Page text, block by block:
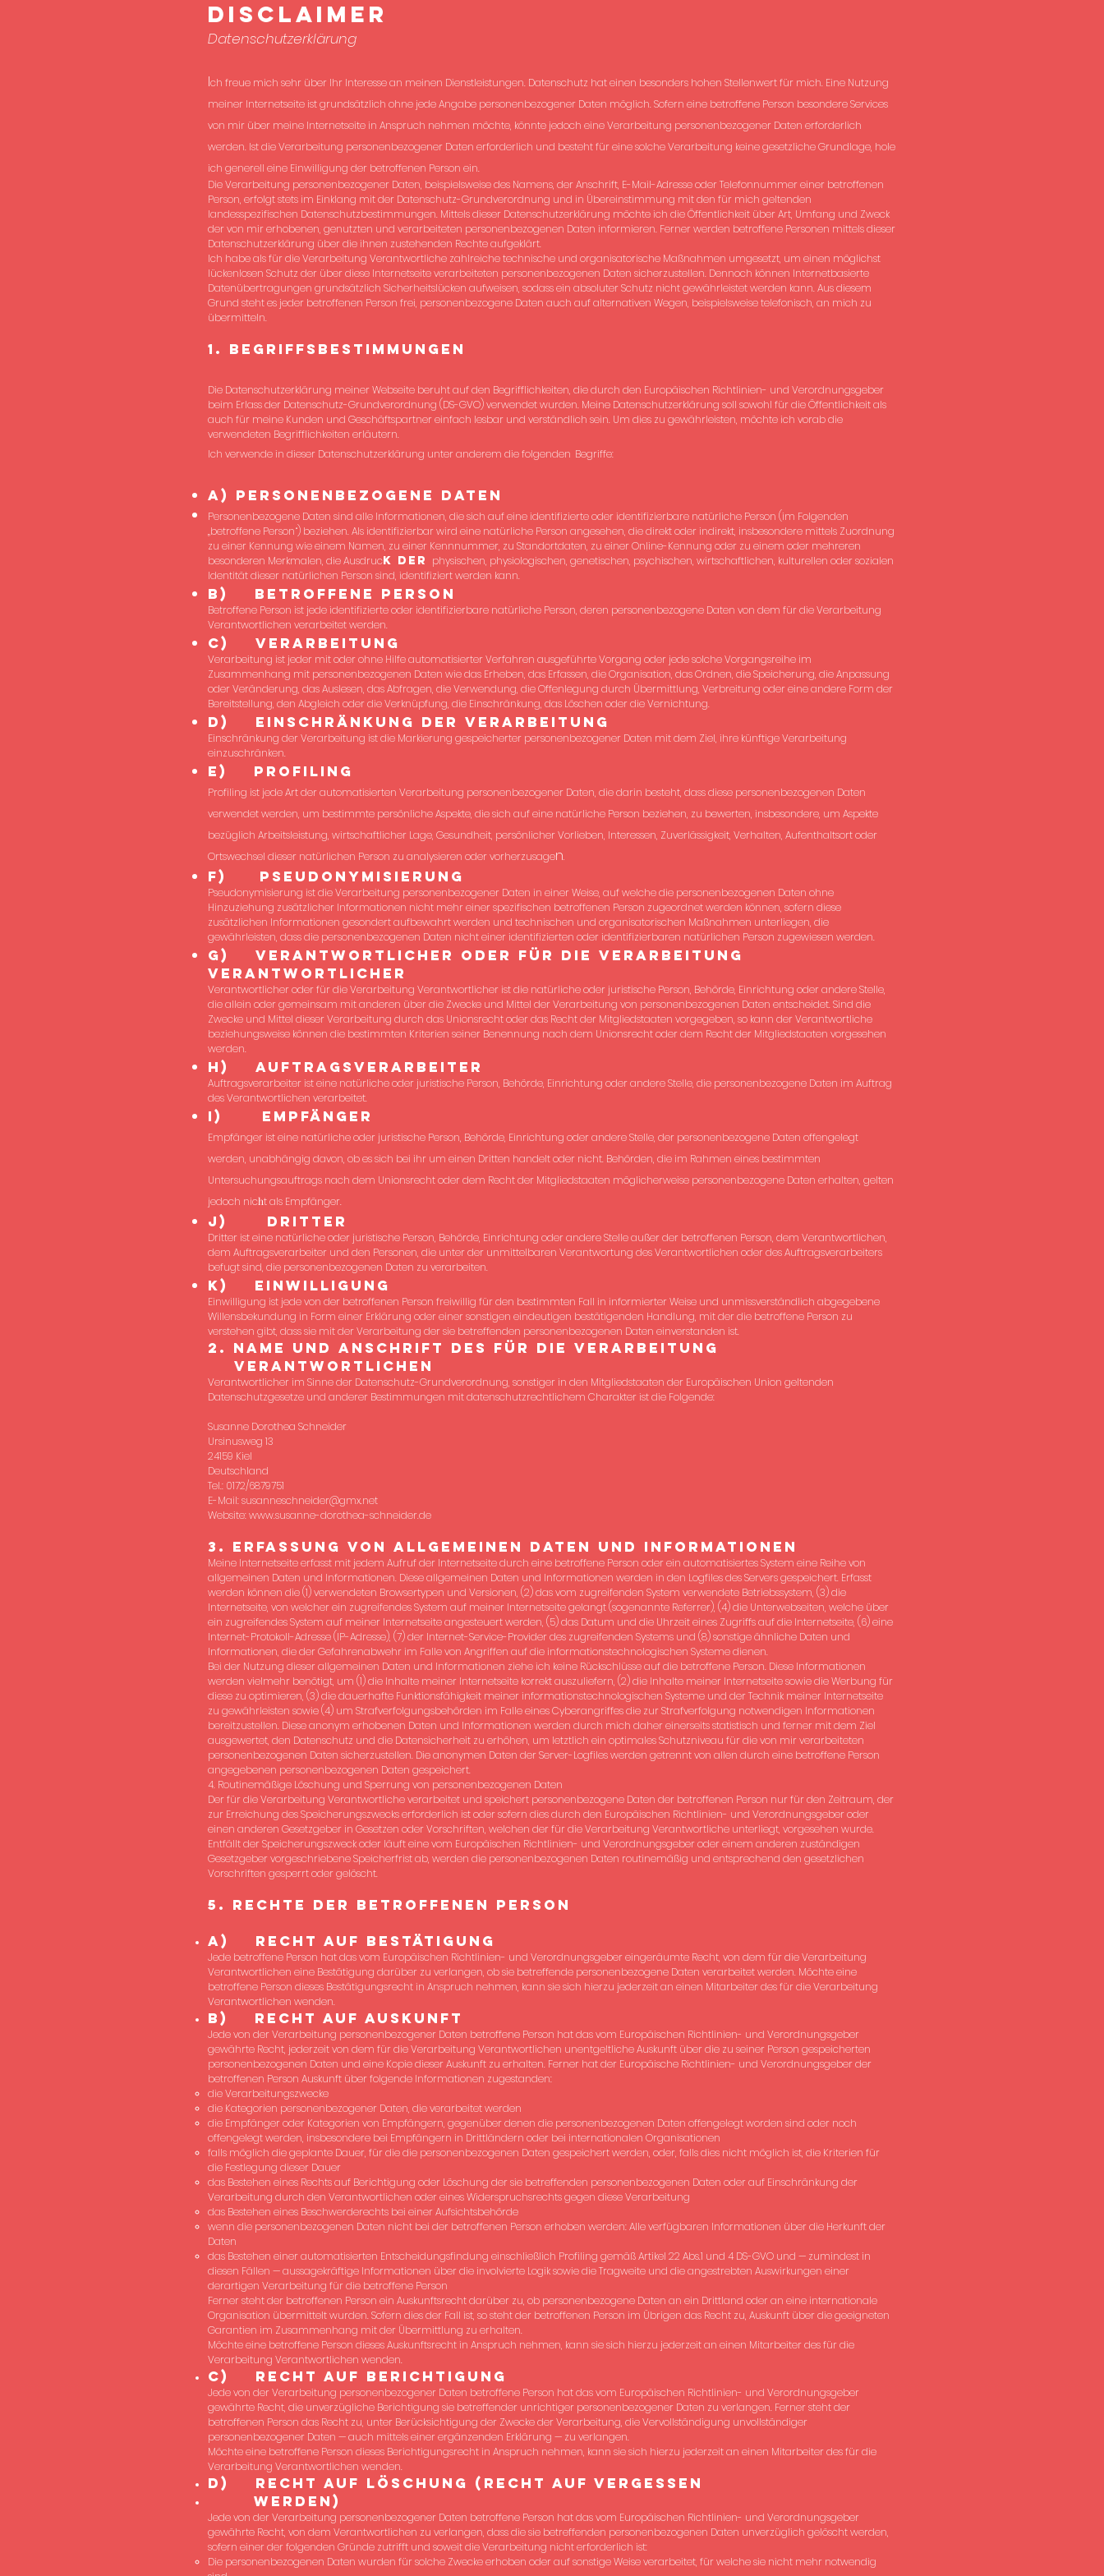
Disclaimer
Datenschutzerklärung
Ich freue mich sehr über Ihr Interesse an meinen Dienstleistungen. Datenschutz hat einen besonders hohen Stellenwert für mich. Eine Nutzung
meiner Internetseite ist grundsätzlich ohne jede Angabe personenbezogener Daten möglich. Sofern eine betroffene Person besondere Services
von mir über meine Internetseite in Anspruch nehmen möchte, könnte jedoch eine Verarbeitung personenbezogener Daten erforderlich
werden. Ist die Verarbeitung personenbezogener Daten erforderlich und besteht für eine solche Verarbeitung keine gesetzliche Grundlage, hole
ich generell eine Einwilligung der betroffenen Person ein.
Die Verarbeitung personenbezogener Daten, beispielsweise des Namens, der Anschrift, E-Mail-Adresse oder Telefonnummer einer betroffenen
Person, erfolgt stets im Einklang mit der Datenschutz-Grundverordnung und in Übereinstimmung mit den für mich geltenden
landesspezifischen Datenschutzbestimmungen. Mittels dieser Datenschutzerklärung möchte ich die Öffentlichkeit über Art, Umfang und Zweck
der von mir erhobenen, genutzten und verarbeiteten personenbezogenen Daten informieren. Ferner werden betroffene Personen mittels dieser
Datenschutzerklärung über die ihnen zustehenden Rechte aufgeklärt.
Ich habe als für die Verarbeitung Verantwortliche zahlreiche technische und organisatorische Maßnahmen umgesetzt, um einen möglichst
lückenlosen Schutz der über diese Internetseite verarbeiteten personenbezogenen Daten sicherzustellen. Dennoch können Internetbasierte
Datenübertragungen grundsätzlich Sicherheitslücken aufweisen, sodass ein absoluter Schutz nicht gewährleistet werden kann. Aus diesem
Grund steht es jeder betroffenen Person frei, personenbezogene Daten auch auf alternativen Wegen, beispielsweise telefonisch, an mich zu
übermitteln.
1. Begriffsbestimmungen
Die Datenschutzerklärung meiner Webseite beruht auf den Begrifflichkeiten, die durch den Europäischen Richtlinien- und Verordnungsgeber
beim Erlass der Datenschutz-Grundverordnung (DS-GVO) verwendet wurden. Meine Datenschutzerklärung soll sowohl für die Öffentlichkeit als
auch für meine Kunden und Geschäftspartner einfach lesbar und verständlich sein. Um dies zu gewährleisten, möchte ich vorab die
verwendeten Begrifflichkeiten erläutern.
Ich verwende in dieser Datenschutzerklärung unter anderem die folgenden Begriffe:
a) personenbezogene Daten
Personenbezogene Daten sind alle Informationen, die sich auf eine identifizierte oder identifizierbare natürliche Person (im Folgenden
„betroffene Person“) beziehen. Als identifizierbar wird eine natürliche Person angesehen, die direkt oder indirekt, insbesondere mittels Zuordnung
zu einer Kennung wie einem Namen, zu einer Kennnummer, zu Standortdaten, zu einer Online-Kennung oder zu einem oder mehreren
besonderen Merkmalen, die Ausdruck der physischen, physiologischen, genetischen, psychischen, wirtschaftlichen, kulturellen oder sozialen
Identität dieser natürlichen Person sind, identifiziert werden kann.
b) betroffene Person
Betroffene Person ist jede identifizierte oder identifizierbare natürliche Person, deren personenbezogene Daten von dem für die Verarbeitung
Verantwortlichen verarbeitet werden.
c) Verarbeitung
Verarbeitung ist jeder mit oder ohne Hilfe automatisierter Verfahren ausgeführte Vorgang oder jede solche Vorgangsreihe im
Zusammenhang mit personenbezogenen Daten wie das Erheben, das Erfassen, die Organisation, das Ordnen, die Speicherung, die Anpassung
oder Veränderung, das Auslesen, das Abfragen, die Verwendung, die Offenlegung durch Übermittlung, Verbreitung oder eine andere Form der
Bereitstellung, den Abgleich oder die Verknüpfung, die Einschränkung, das Löschen oder die Vernichtung.
d) Einschränkung der Verarbeitung
Einschränkung der Verarbeitung ist die Markierung gespeicherter personenbezogener Daten mit dem Ziel, ihre künftige Verarbeitung
einzuschränken.
e) Profiling
Profiling ist jede Art der automatisierten Verarbeitung personenbezogener Daten, die darin besteht, dass diese personenbezogenen Daten
verwendet werden, um bestimmte persönliche Aspekte, die sich auf eine natürliche Person beziehen, zu bewerten, insbesondere, um Aspekte
bezüglich Arbeitsleistung, wirtschaftlicher Lage, Gesundheit, persönlicher Vorlieben, Interessen, Zuverlässigkeit, Verhalten, Aufenthaltsort oder
Ortswechsel dieser natürlichen Person zu analysieren oder vorherzusagen.
f) Pseudonymisierung
Pseudonymisierung ist die Verarbeitung personenbezogener Daten in einer Weise, auf welche die personenbezogenen Daten ohne
Hinzuziehung zusätzlicher Informationen nicht mehr einer spezifischen betroffenen Person zugeordnet werden können, sofern diese
zusätzlichen Informationen gesondert aufbewahrt werden und technischen und organisatorischen Maßnahmen unterliegen, die
gewährleisten, dass die personenbezogenen Daten nicht einer identifizierten oder identifizierbaren natürlichen Person zugewiesen werden.
g) Verantwortlicher oder für die Verarbeitung
Verantwortlicher
Verantwortlicher oder für die Verarbeitung Verantwortlicher ist die natürliche oder juristische Person, Behörde, Einrichtung oder andere Stelle,
die allein oder gemeinsam mit anderen über die Zwecke und Mittel der Verarbeitung von personenbezogenen Daten entscheidet. Sind die
Zwecke und Mittel dieser Verarbeitung durch das Unionsrecht oder das Recht der Mitgliedstaaten vorgegeben, so kann der Verantwortliche
beziehungsweise können die bestimmten Kriterien seiner Benennung nach dem Unionsrecht oder dem Recht der Mitgliedstaaten vorgesehen
werden.
h) Auftragsverarbeiter
Auftragsverarbeiter ist eine natürliche oder juristische Person, Behörde, Einrichtung oder andere Stelle, die personenbezogene Daten im Auftrag
des Verantwortlichen verarbeitet.
i) Empfänger
Empfänger ist eine natürliche oder juristische Person, Behörde, Einrichtung oder andere Stelle, der personenbezogene Daten offengelegt
werden, unabhängig davon, ob es sich bei ihr um einen Dritten handelt oder nicht. Behörden, die im Rahmen eines bestimmten
Untersuchungsauftrags nach dem Unionsrecht oder dem Recht der Mitgliedstaaten möglicherweise personenbezogene Daten erhalten, gelten
jedoch nicht als Empfänger.
j) Dritter
Dritter ist eine natürliche oder juristische Person, Behörde, Einrichtung oder andere Stelle außer der betroffenen Person, dem Verantwortlichen,
dem Auftragsverarbeiter und den Personen, die unter der unmittelbaren Verantwortung des Verantwortlichen oder des Auftragsverarbeiters
befugt sind, die personenbezogenen Daten zu verarbeiten.
k) Einwilligung
Einwilligung ist jede von der betroffenen Person freiwillig für den bestimmten Fall in informierter Weise und unmissverständlich abgegebene
Willensbekundung in Form einer Erklärung oder einer sonstigen eindeutigen bestätigenden Handlung, mit der die betroffene Person zu
verstehen gibt, dass sie mit der Verarbeitung der sie betreffenden personenbezogenen Daten einverstanden ist.
2. Name und Anschrift des für die Verarbeitung
Verantwortlichen
Verantwortlicher im Sinne der Datenschutz-Grundverordnung, sonstiger in den Mitgliedstaaten der Europäischen Union geltenden
Datenschutzgesetze und anderer Bestimmungen mit datenschutzrechtlichem Charakter ist die Folgende:
Susanne Dorothea Schneider
Ursinusweg 13
24159 Kiel
Deutschland
Tel.: 0172/6879751
E-Mail:susanneschneider@gmx.net
Website:www.susanne-dorothea-schneider.de
3. Erfassung von allgemeinen Daten und Informationen
Meine Internetseite erfasst mit jedem Aufruf der Internetseite durch eine betroffene Person oder ein automatisiertes System eine Reihe von
allgemeinen Daten und Informationen. Diese allgemeinen Daten und Informationen werden in den Logfiles des Servers gespeichert. Erfasst
werden können die (1) verwendeten Browsertypen und Versionen, (2) das vom zugreifenden System verwendete Betriebssystem, (3) die
Internetseite, von welcher ein zugreifendes System auf meiner Internetseite gelangt (sogenannte Referrer), (4) die Unterwebseiten, welche über
ein zugreifendes System auf meiner Internetseite angesteuert werden, (5) das Datum und die Uhrzeit eines Zugriffs auf die Internetseite, (6) eine
Internet-Protokoll-Adresse (IP-Adresse), (7) der Internet-Service-Provider des zugreifenden Systems und (8) sonstige ähnliche Daten und
Informationen, die der Gefahrenabwehr im Falle von Angriffen auf die informationstechnologischen Systeme dienen.
Bei der Nutzung dieser allgemeinen Daten und Informationen ziehe ich keine Rückschlüsse auf die betroffene Person. Diese Informationen
werden vielmehr benötigt, um (1) die Inhalte meiner Internetseite korrekt auszuliefern, (2) die Inhalte meiner Internetseite sowie die Werbung für
diese zu optimieren, (3) die dauerhafte Funktionsfähigkeit meiner informationstechnologischen Systeme und der Technik meiner Internetseite
zu gewährleisten sowie (4) um Strafverfolgungsbehörden im Falle eines Cyberangriffes die zur Strafverfolgung notwendigen Informationen
bereitzustellen. Diese anonym erhobenen Daten und Informationen werden durch mich daher einerseits statistisch und ferner mit dem Ziel
ausgewertet, den Datenschutz und die Datensicherheit zu erhöhen, um letztlich ein optimales Schutzniveau für die von mir verarbeiteten
personenbezogenen Daten sicherzustellen. Die anonymen Daten der Server-Logfiles werden getrennt von allen durch eine betroffene Person
angegebenen personenbezogenen Daten gespeichert.
4. Routinemäßige Löschung und Sperrung von personenbezogenen Daten
Der für die Verarbeitung Verantwortliche verarbeitet und speichert personenbezogene Daten der betroffenen Person nur für den Zeitraum, der
zur Erreichung des Speicherungszwecks erforderlich ist oder sofern dies durch den Europäischen Richtlinien- und Verordnungsgeber oder
einen anderen Gesetzgeber in Gesetzen oder Vorschriften, welchen der für die Verarbeitung Verantwortliche unterliegt, vorgesehen wurde.
Entfällt der Speicherungszweck oder läuft eine vom Europäischen Richtlinien- und Verordnungsgeber oder einem anderen zuständigen
Gesetzgeber vorgeschriebene Speicherfrist ab, werden die personenbezogenen Daten routinemäßig und entsprechend den gesetzlichen
Vorschriften gesperrt oder gelöscht.
5. Rechte der betroffenen Person
a) Recht auf Bestätigung
Jede betroffene Person hat das vom Europäischen Richtlinien- und Verordnungsgeber eingeräumte Recht, von dem für die Verarbeitung
Verantwortlichen eine Bestätigung darüber zu verlangen, ob sie betreffende personenbezogene Daten verarbeitet werden. Möchte eine
betroffene Person dieses Bestätigungsrecht in Anspruch nehmen, kann sie sich hierzu jederzeit an einen Mitarbeiter des für die Verarbeitung
Verantwortlichen wenden.
b) Recht auf Auskunft
Jede von der Verarbeitung personenbezogener Daten betroffene Person hat das vom Europäischen Richtlinien- und Verordnungsgeber
gewährte Recht, jederzeit von dem für die Verarbeitung Verantwortlichen unentgeltliche Auskunft über die zu seiner Person gespeicherten
personenbezogenen Daten und eine Kopie dieser Auskunft zu erhalten. Ferner hat der Europäische Richtlinien- und Verordnungsgeber der
betroffenen Person Auskunft über folgende Informationen zugestanden:
die Verarbeitungszwecke
die Kategorien personenbezogener Daten, die verarbeitet werden
die Empfänger oder Kategorien von Empfängern, gegenüber denen die personenbezogenen Daten offengelegt worden sind oder noch
offengelegt werden, insbesondere bei Empfängern in Drittländern oder bei internationalen Organisationen
falls möglich die geplante Dauer, für die die personenbezogenen Daten gespeichert werden, oder, falls dies nicht möglich ist, die Kriterien für
die Festlegung dieser Dauer
das Bestehen eines Rechts auf Berichtigung oder Löschung der sie betreffenden personenbezogenen Daten oder auf Einschränkung der
Verarbeitung durch den Verantwortlichen oder eines Widerspruchsrechts gegen diese Verarbeitung
das Bestehen eines Beschwerderechts bei einer Aufsichtsbehörde
wenn die personenbezogenen Daten nicht bei der betroffenen Person erhoben werden: Alle verfügbaren Informationen über die Herkunft der
Daten
das Bestehen einer automatisierten Entscheidungsfindung einschließlich Profiling gemäß Artikel 22 Abs.1 und 4 DS-GVO und — zumindest in
diesen Fällen — aussagekräftige Informationen über die involvierte Logik sowie die Tragweite und die angestrebten Auswirkungen einer
derartigen Verarbeitung für die betroffene Person
Ferner steht der betroffenen Person ein Auskunftsrecht darüber zu, ob personenbezogene Daten an ein Drittland oder an eine internationale
Organisation übermittelt wurden. Sofern dies der Fall ist, so steht der betroffenen Person im Übrigen das Recht zu, Auskunft über die geeigneten
Garantien im Zusammenhang mit der Übermittlung zu erhalten.
Möchte eine betroffene Person dieses Auskunftsrecht in Anspruch nehmen, kann sie sich hierzu jederzeit an einen Mitarbeiter des für die
Verarbeitung Verantwortlichen wenden.
c) Recht auf Berichtigung
Jede von der Verarbeitung personenbezogener Daten betroffene Person hat das vom Europäischen Richtlinien- und Verordnungsgeber
gewährte Recht, die unverzügliche Berichtigung sie betreffender unrichtiger personenbezogener Daten zu verlangen. Ferner steht der
betroffenen Person das Recht zu, unter Berücksichtigung der Zwecke der Verarbeitung, die Vervollständigung unvollständiger
personenbezogener Daten — auch mittels einer ergänzenden Erklärung — zu verlangen.
Möchte eine betroffene Person dieses Berichtigungsrecht in Anspruch nehmen, kann sie sich hierzu jederzeit an einen Mitarbeiter des für die
Verarbeitung Verantwortlichen wenden.
d) Recht auf Löschung (Recht auf Vergessen
werden)
Jede von der Verarbeitung personenbezogener Daten betroffene Person hat das vom Europäischen Richtlinien- und Verordnungsgeber
gewährte Recht, von dem Verantwortlichen zu verlangen, dass die sie betreffenden personenbezogenen Daten unverzüglich gelöscht werden,
sofern einer der folgenden Gründe zutrifft und soweit die Verarbeitung nicht erforderlich ist:
Die personenbezogenen Daten wurden für solche Zwecke erhoben oder auf sonstige Weise verarbeitet, für welche sie nicht mehr notwendig